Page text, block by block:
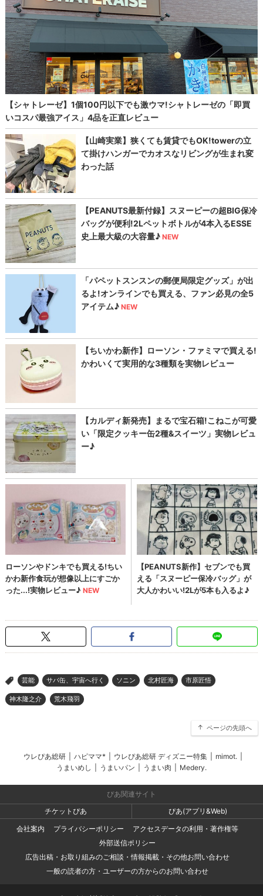
> 芸能 サバ缶、宇宙へ行く ソニン 北村匠海 市原匠悟
神木隆之介 荒木飛羽
ページの先頭へ
ウレぴあ総研 ハピママ* ウレぴあ総研 ディズニー特集 mimot.
うまいめし
うまいパン うまい肉 Medery.
ぴあ関連サイト
チケットぴあ
ぴあ(アプリ&Web)
会社案内
プライバシーポリシー
アクセスデータの利用・著作権等
外部送信ポリシー
広告出稿・お取り組みのご相談・情報掲載・その他お問い合わせ
一般の読者の方・ユーザーの方からのお問い合わせ